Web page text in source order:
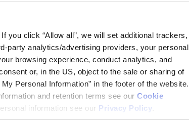
you click “Allow all”, we will set additional trackers,
party analytics/advertising providers, your personal
browsing experience, conduct analytics, and
or, in the US, object to the sale or sharing of
Personal Information” in the footer of the website.
and retention terms see our Cookie
information see our Privacy Policy